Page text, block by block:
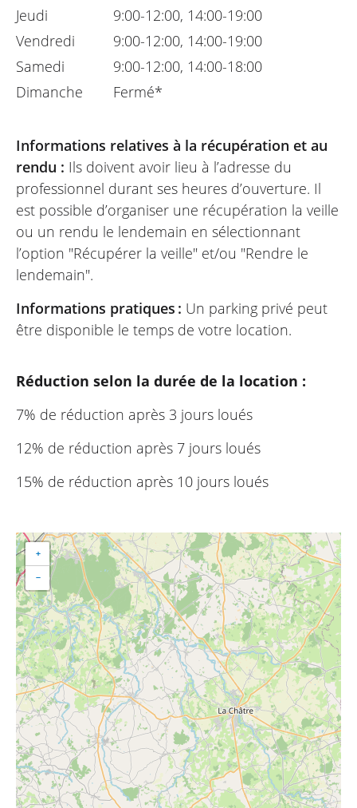
Jeudi
Vendredi
Samedi
Dimanche
9:00-12:00, 14:00-19:00
9:00-12:00, 14:00-19:00
9:00-12:00, 14:00-18:00
Fermé*
Informations relatives à la récupération et au
rendu : Ils doivent avoir lieu à l’adresse du
professionnel durant ses heures d’ouverture. Il
est possible d’organiser une récupération la veille
ou un rendu le lendemain en sélectionnant
l’option "Récupérer la veille" et/ou "Rendre le
lendemain".
Informations pratiques : Un parking privé peut
être disponible le temps de votre location.
Réduction selon la durée de la location :
7% de réduction après 3 jours loués
12% de réduction après 7 jours loués
15% de réduction après 10 jours loués
+
−